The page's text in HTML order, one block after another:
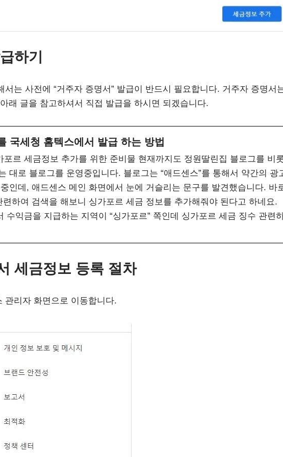
하기
는 사전에 “거주자 증명서” 발급이 반드시 필요합니다. 거주자 증명서
래 글을 참고하셔서 직접 발급을 하시면 되겠습니다.
국세청 홈텍스에서 발급 하는 방법
포르 세금정보 추가를 위한 준비물 현재까지도 정원딸린집 블로그를 비
대로 블로그를 운영중입니다. 블로그는 “애드센스”를 통해서 약간의 광
인데, 애드센스 메인 화면에서 눈에 거슬리는 문구를 발견했습니다. 바
하여 검색을 해보니 싱가포르 세금 정보를 추가해줘야 된다고 하네요.
수익금을 지급하는 지역이 “싱가포르” 쪽인데 싱가포르 세금 징수 관련
세금정보 등록 절차
관리자 화면으로 이동합니다.